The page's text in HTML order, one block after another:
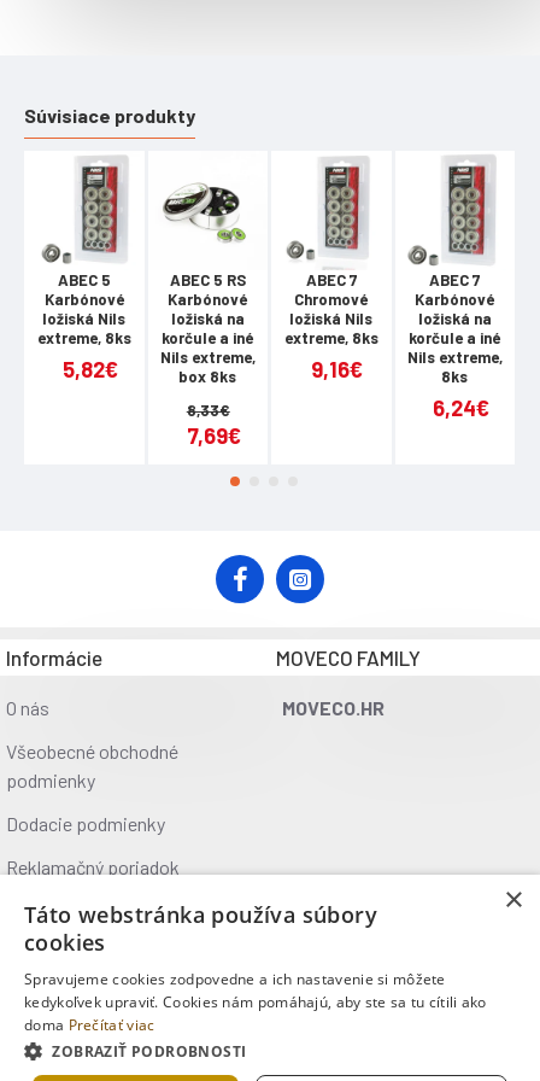
náhradních koleček, která vám umožní další jízdu ve
vašich oblíbených kolečkových bruslích!
Ložiska nejsou součásti sady.
Parametry:
materiál: PU
rozměr: 64 x 24 mm
tvrdost: 82A
v balení: 4 ks
Súvisiace produkty
ABEC 5
Karbónové
ložiská Nils
extreme, 8ks
5,82€
ABEC 5 RS
Karbónové
ložiská na
korčule a iné
Nils extreme,
box 8ks
7,69€
8,33€
ABEC 7
Chromové
ložiská Nils
extreme, 8ks
9,16€
ABEC 7
Karbónové
ložiská na
korčule a iné
Nils extreme,
8ks
6,24€
Informácie
O nás
Všeobecné obchodné
podmienky
Dodacie podmienky
Reklamačný poriadok
Ochrana údajov
Kontakt
Kde nás nájdete
MOVECO FAMILY
MOVECO.HR
Copyright © 2025, MOVECO s.r.o., Všetky práva vyhradené
×
Táto webstránka používa súbory
cookies
Spravujeme cookies zodpovedne a ich nastavenie si môžete
kedykoľvek upraviť. Cookies nám pomáhajú, aby ste sa tu cítili ako
doma Prečítať viac
ZOBRAZIŤ PODROBNOSTI